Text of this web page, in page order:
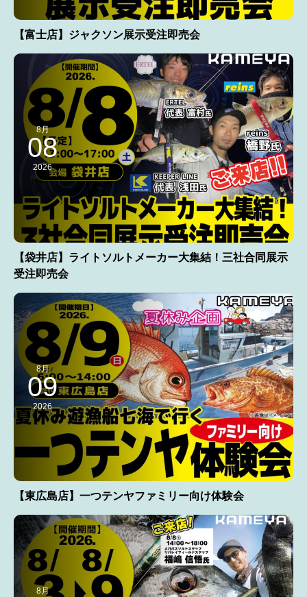
【富士店】ジャクソン展示受注即売会
8月
08
2026
【袋井店】ライトソルトメーカー大集結！三社合同展示
受注即売会
8月
09
2026
【東広島店】一つテンヤファミリー向け体験会
8月